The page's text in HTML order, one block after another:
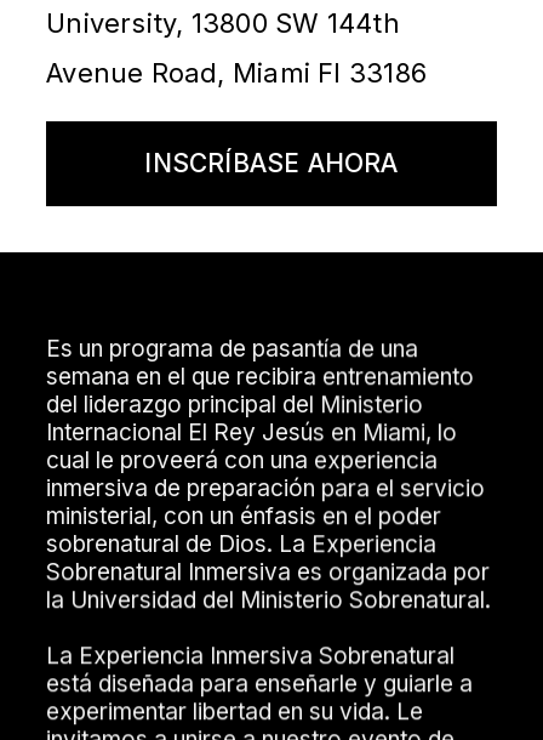
University, 13800 SW 144th
Avenue Road, Miami Fl 33186
INSCRÍBASE AHORA
Es un programa de pasantía de una
semana en el que recibira entrenamiento
del liderazgo principal del Ministerio
Internacional El Rey Jesús en Miami, lo
cual le proveerá con una experiencia
inmersiva de preparación para el servicio
ministerial, con un énfasis en el poder
sobrenatural de Dios. La Experiencia
Sobrenatural Inmersiva es organizada por
la Universidad del Ministerio Sobrenatural.
La Experiencia Inmersiva Sobrenatural
está diseñada para enseñarle y guiarle a
experimentar libertad en su vida. Le
invitamos a unirse a nuestro evento de